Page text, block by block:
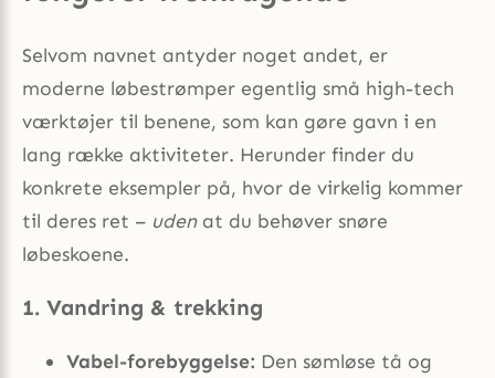
Selvom navnet antyder noget andet, er
moderne løbestrømper egentlig små high-tech
værktøjer til benene, som kan gøre gavn i en
lang række aktiviteter. Herunder finder du
konkrete eksempler på, hvor de virkelig kommer
til deres ret – udenat du behøver snøre
løbeskoene.
1. Vandring & trekking
Vabel-forebyggelse: Den sømløse tå og